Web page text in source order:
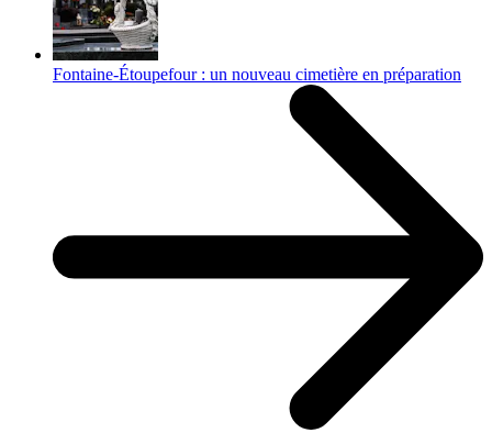
Fontaine-Étoupefour : un nouveau cimetière en préparation